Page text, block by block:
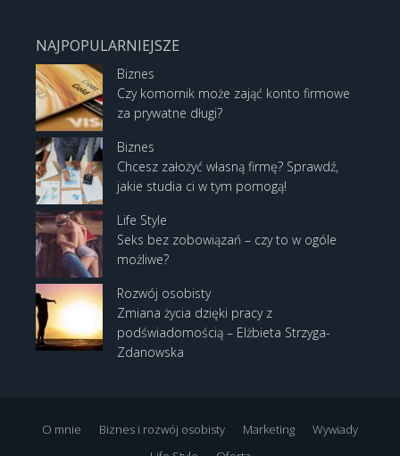
NAJPOPULARNIEJSZE
Biznes
Czy komornik może zająć konto firmowe
za prywatne długi?
Biznes
Chcesz założyć własną firmę? Sprawdź,
jakie studia ci w tym pomogą!
Life Style
Seks bez zobowiązań – czy to w ogóle
możliwe?
Rozwój osobisty
Zmiana życia dzięki pracy z
podświadomością – Elżbieta Strzyga-
Zdanowska
O mnie Biznes i rozwój osobisty Marketing
Wywiady